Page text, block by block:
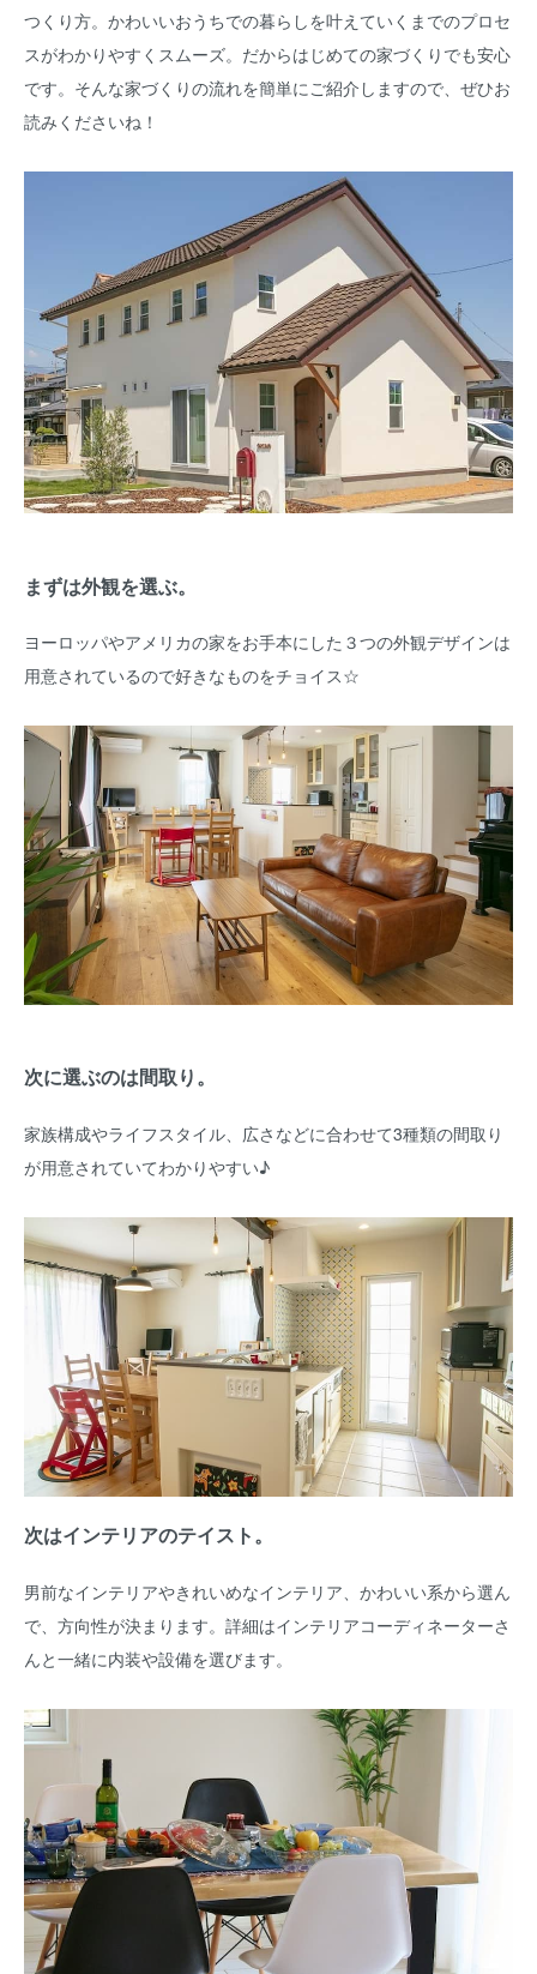
つくり方。かわいいおうちでの暮らしを叶えていくまでのプロセ
スがわかりやすくスムーズ。だからはじめての家づくりでも安心
です。そんな家づくりの流れを簡単にご紹介しますので、ぜひお
読みくださいね！
まずは外観を選ぶ。
ヨーロッパやアメリカの家をお手本にした３つの外観デザインは
用意されているので好きなものをチョイス☆
次に選ぶのは間取り。
家族構成やライフスタイル、広さなどに合わせて3種類の間取り
が用意されていてわかりやすい♪
次はインテリアのテイスト。
男前なインテリアやきれいめなインテリア、かわいい系から選ん
で、方向性が決まります。詳細はインテリアコーディネーターさ
んと一緒に内装や設備を選びます。